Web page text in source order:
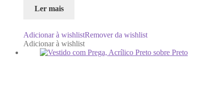
Ler mais
Adicionar à wishlistRemover da wishlist
Adicionar à wishlist